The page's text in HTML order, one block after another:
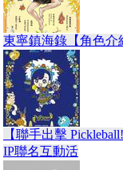
東寧鎮海錄【角色介
【聯手出擊
IP聯名互動活